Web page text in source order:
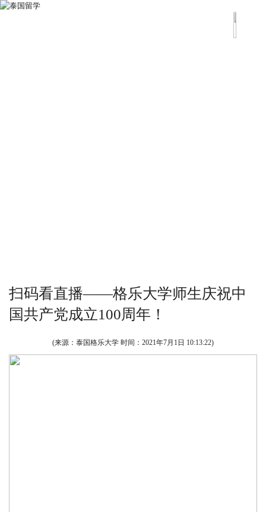
扫码看直播——格乐大学师生庆祝中
国共产党成立100周年！
(来源：泰国格乐大学 时间： 2021年7月1日 10:13:22)